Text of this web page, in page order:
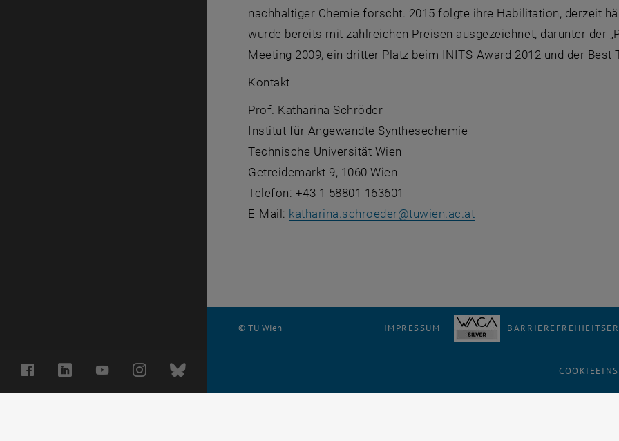
FacebookLinkedInYouTubeInstagramBluesky
nachhaltiger Chemie forscht. 2015 folgte ihre Habilitation, derzeit
wurde bereits mit zahlreichen Preisen ausgezeichnet, darunter der
Meeting 2009, ein dritter Platz beim INITS-Award 2012 und der Best
Kontakt
Prof. Katharina Schröder
Institut für Angewandte Synthesechemie
Technische Universität Wien
Getreidemarkt 9, 1060 Wien
Telefon: +43 1 58801 163601
E-Mail: katharina.schroeder@tuwien.ac.at
© TU Wien IMPRESSUM